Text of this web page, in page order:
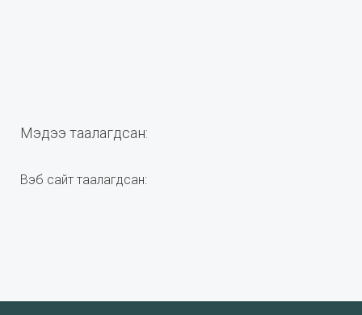
Мэдээ таалагдсан:
Вэб сайт таалагдсан: